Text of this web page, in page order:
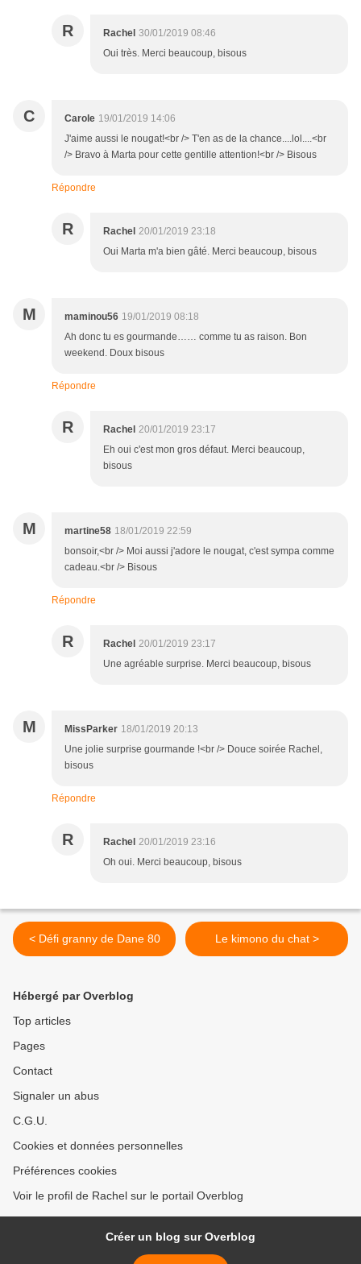
R Rachel 30/01/2019 08:46
Oui très. Merci beaucoup, bisous
C Carole 19/01/2019 14:06
J'aime aussi le nougat!<br /> T'en as de la chance....lol....<br
/> Bravo à Marta pour cette gentille attention!<br /> Bisous
Répondre
R Rachel 20/01/2019 23:18
Oui Marta m'a bien gâté. Merci beaucoup, bisous
M maminou56 19/01/2019 08:18
Ah donc tu es gourmande…… comme tu as raison. Bon
weekend. Doux bisous
Répondre
R Rachel 20/01/2019 23:17
Eh oui c'est mon gros défaut. Merci beaucoup,
bisous
M martine58 18/01/2019 22:59
bonsoir,<br /> Moi aussi j'adore le nougat, c'est sympa comme
cadeau.<br /> Bisous
Répondre
R Rachel 20/01/2019 23:17
Une agréable surprise. Merci beaucoup, bisous
M MissParker 18/01/2019 20:13
Une jolie surprise gourmande !<br /> Douce soirée Rachel,
bisous
Répondre
R Rachel 20/01/2019 23:16
Oh oui. Merci beaucoup, bisous
< Défi granny de Dane 80 Le kimono du chat >
Hébergé par Overblog
Top articles
Pages
Contact
Signaler un abus
C.G.U.
Cookies et données personnelles
Préférences cookies
Voir le profil de Rachel sur le portail Overblog
Créer un blog sur Overblog